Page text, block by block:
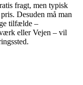
fragt, men typisk
Desuden må man
tilfælde –
eller Vejen – vil